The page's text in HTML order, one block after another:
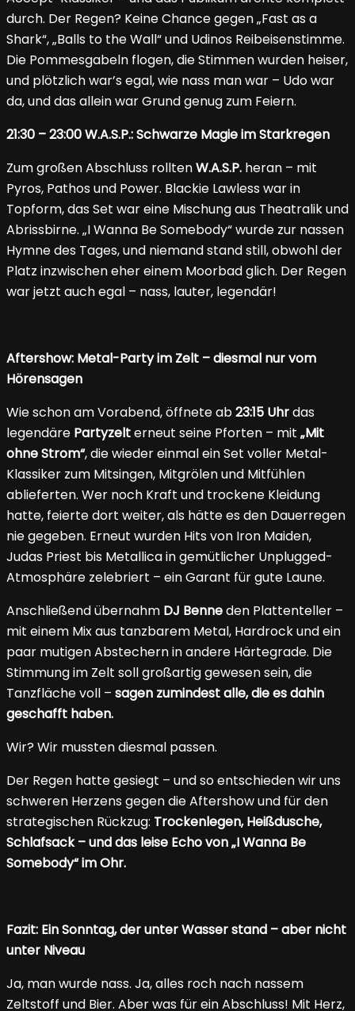
durch. Der Regen? Keine Chance gegen „Fast as a
Shark“, „Balls to the Wall“ und Udinos Reibeisenstimme.
Die Pommesgabeln flogen, die Stimmen wurden heiser,
und plötzlich war’s egal, wie nass man war – Udo war
da, und das allein war Grund genug zum Feiern.
21:30 – 23:00 W.A.S.P.: Schwarze Magie im Starkregen
Zum großen Abschluss rolltenW.A.S.P. heran – mit
Pyros, Pathos und Power. Blackie Lawless war in
Topform, das Set war eine Mischung aus Theatralik und
Abrissbirne. „I Wanna Be Somebody“ wurde zur nassen
Hymne des Tages, und niemand stand still, obwohl der
Platz inzwischen eher einem Moorbad glich. Der Regen
war jetzt auch egal – nass, lauter, legendär!
Aftershow: Metal-Party im Zelt – diesmal nur vom
Hörensagen
Wie schon am Vorabend, öffnete ab23:15 Uhrdas
legendäre Partyzelterneut seine Pforten – mit „Mit
ohne Strom“, die wieder einmal ein Set voller Metal-
Klassiker zum Mitsingen, Mitgrölen und Mitfühlen
ablieferten. Wer noch Kraft und trockene Kleidung
hatte, feierte dort weiter, als hätte es den Dauerregen
nie gegeben. Erneut wurden Hits von Iron Maiden,
Judas Priest bis Metallica in gemütlicher Unplugged-
Atmosphäre zelebriert – ein Garant für gute Laune.
Anschließend übernahm DJ Benneden Plattenteller –
mit einem Mix aus tanzbarem Metal, Hardrock und ein
paar mutigen Abstechern in andere Härtegrade. Die
Stimmung im Zelt soll großartig gewesen sein, die
Tanzfläche voll – sagen zumindest alle, die es dahin
geschafft haben.
Wir? Wir mussten diesmal passen.
Der Regen hatte gesiegt – und so entschieden wir uns
schweren Herzens gegen die Aftershow und für den
strategischen Rückzug: Trockenlegen, Heißdusche,
Schlafsack – und das leise Echo von „I Wanna Be
Somebody“ im Ohr.
Fazit: Ein Sonntag, der unter Wasser stand – aber nicht
unter Niveau
Ja, man wurde nass. Ja, alles roch nach nassem
Zeltstoff und Bier. Aber was für ein Abschluss! Mit Herz,